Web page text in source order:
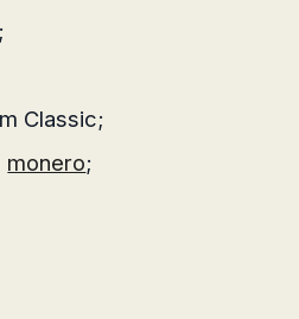
Classic;
monero;